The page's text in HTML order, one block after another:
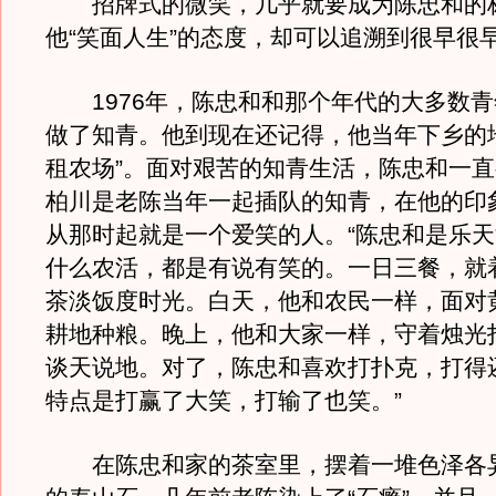
他“笑面人生”的态度，却可以追溯到很早很
1976年，陈忠和和那个年代的大多数青
做了知青。他到现在还记得，他当年下乡的
租农场”。面对艰苦的知青生活，陈忠和一
柏川是老陈当年一起插队的知青，在他的印
从那时起就是一个爱笑的人。“陈忠和是乐
什么农活，都是有说有笑的。一日三餐，就
茶淡饭度时光。白天，他和农民一样，面对
耕地种粮。晚上，他和大家一样，守着烛光
谈天说地。对了，陈忠和喜欢打扑克，打得
特点是打赢了大笑，打输了也笑。”
在陈忠和家的茶室里，摆着一堆色泽各